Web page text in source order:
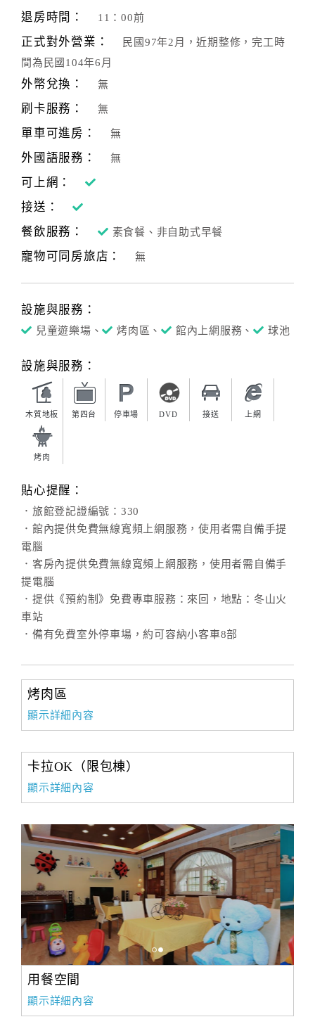
退房時間： 11：00前
正式對外營業：
民國97年2月，近期整修，完工時
間為民國104年6月
外幣兌換： 無
刷卡服務： 無
單車可進房： 無
外國語服務： 無
可上網：
接送：
餐飲服務：
素食餐、非自助式早餐
寵物可同房旅店： 無
設施與服務：
兒童遊樂場、 烤肉區、 館內上網服務、 球池
設施與服務：
木質地板 第四台 停車場 DVD 接送 上網
烤肉
貼心提醒：
．旅館登記證編號：330
．館內提供免費無線寬頻上網服務，使用者需自備手提
電腦
．客房內提供免費無線寬頻上網服務，使用者需自備手
提電腦
．提供《預約制》免費專車服務：來回，地點：冬山火
車站
．備有免費室外停車場，約可容納小客車8部
烤肉區
顯示詳細內容
卡拉OK（限包棟）
顯示詳細內容
用餐空間
顯示詳細內容